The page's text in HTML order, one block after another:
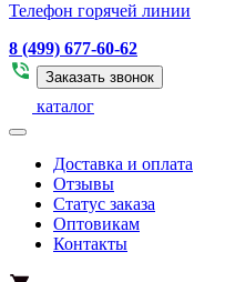
Телефон горячей линии
8 (499) 677-60-62
Заказать звонок
каталог
Доставка и оплата
Отзывы
Статус заказа
Оптовикам
Контакты